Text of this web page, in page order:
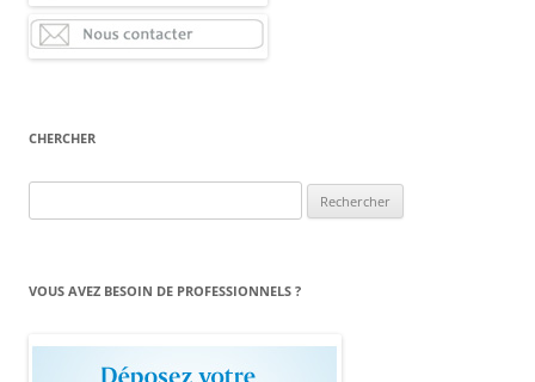
CHERCHER
VOUS AVEZ BESOIN DE PROFESSIONNELS ?